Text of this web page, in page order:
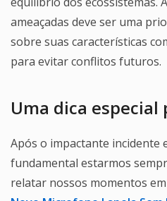
ameaçadas deve ser uma
sobre suas características
para evitar conflitos futuros.
Uma dica especial
Após o impactante incidente
fundamental estarmos
relatar nossos momentos